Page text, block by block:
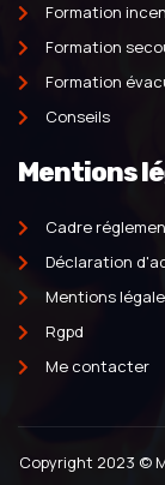
Formation
Formation
Formation
Conseils
Mentions
Cadre
Déclaration
Mentions
Rgpd
Me contacter
Copyright 2023 ©